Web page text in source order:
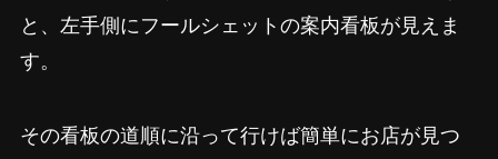
と、左手側にフールシェットの案内看板が見えま
す。
その看板の道順に沿って行けば簡単にお店が見つ